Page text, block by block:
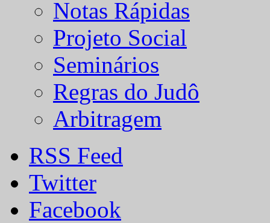
Notas Rápidas
Projeto Social
Seminários
Regras do Judô
Arbitragem
RSS Feed
Twitter
Facebook